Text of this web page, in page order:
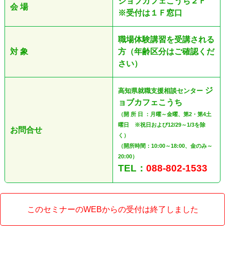
会 場
※受付は１Ｆ窓口
対 象
職場体験講習を受講される
方（年齢区分はご確認くだ
さい）
お問合せ
高知県就職支援相談センター ジ
ョブカフェこうち
（開 所 日 ：月曜～金曜、第2・第4土
曜日 ※祝日および12/29～1/3を除
く）
（開所時間：10:00～18:00、金のみ～
20:00）
TEL： 088-802-1533
このセミナーのWEBからの受付は終了しました